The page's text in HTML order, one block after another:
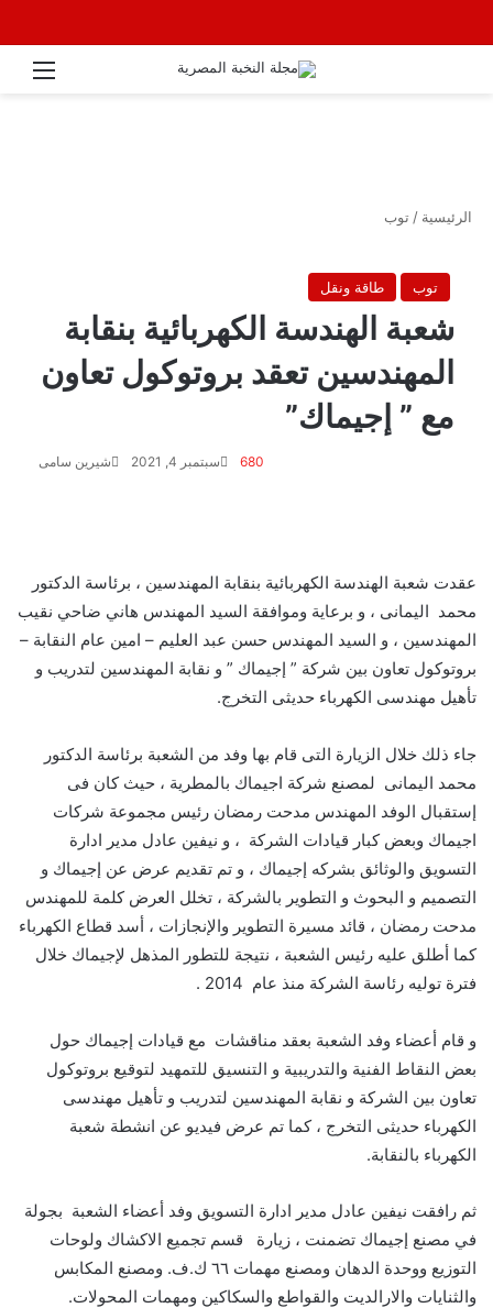
الرئيسية / توب
توب طاقة ونقل
شعبة الهندسة الكهربائية بنقابة
المهندسين تعقد بروتوكول تعاون
مع ” إجيماك”
شيرين سامى سبتمبر 4, 2021
عقدت شعبة الهندسة الكهربائية بنقابة المهندسين ، برئاسة الدكتور
محمد اليمانى ، و برعاية وموافقة السيد المهندس هاني ضاحي نقيب
المهندسين ، و السيد المهندس حسن عبد العليم – امين عام النقابة –
بروتوكول تعاون بين شركة ” إجيماك ” و نقابة المهندسين لتدريب و
تأهيل مهندسى الكهرباء حديثى التخرج.
جاء ذلك خلال الزيارة التى قام بها وفد من الشعبة برئاسة الدكتور
محمد اليمانى لمصنع شركة اجيماك بالمطرية ، حيث كان فى
إستقبال الوفد المهندس مدحت رمضان رئيس مجموعة شركات
اجيماك وبعض كبار قيادات الشركة ، و نيفين عادل مدير ادارة
التسويق والوثائق بشركه إجيماك ، و تم تقديم عرض عن إجيماك و
التصميم و البحوث و التطوير بالشركة ، تخلل العرض كلمة للمهندس
مدحت رمضان ، قائد مسيرة التطوير والإنجازات ، أسد قطاع الكهرباء
كما أطلق عليه رئيس الشعبة ، نتيجة للتطور المذهل لإجيماك خلال
فترة توليه رئاسة الشركة منذ عام 2014 .
و قام أعضاء وفد الشعبة بعقد مناقشات مع قيادات إجيماك حول
بعض النقاط الفنية والتدريبية و التنسيق للتمهيد لتوقيع بروتوكول
تعاون بين الشركة و نقابة المهندسين لتدريب و تأهيل مهندسى
الكهرباء حديثى التخرج ، كما تم عرض فيديو عن انشطة شعبة
الكهرباء بالنقابة.
ثم رافقت نيفين عادل مدير ادارة التسويق وفد أعضاء الشعبة بجولة
في مصنع إجيماك تضمنت ، زيارة قسم تجميع الاكشاك ولوحات
التوزيع ووحدة الدهان ومصنع مهمات ٦٦ ك.ف. ومصنع المكابس
والثنايات والارالديت والقواطع والسكاكين ومهمات المحولات.